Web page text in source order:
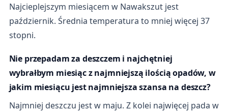
Najcieplejszym miesiącem w Nawakszut jest
październik. Średnia temperatura to mniej więcej 37
stopni.
Nie przepadam za deszczem i najchętniej
wybrałbym miesiąc z najmniejszą ilością opadów, w
jakim miesiącu jest najmniejsza szansa na deszcz?
Najmniej deszczu jest w maju. Z kolei najwięcej pada w